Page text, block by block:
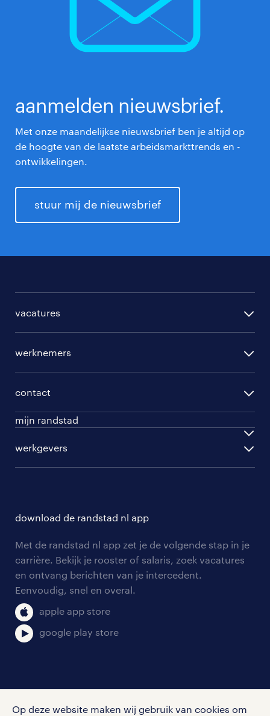
Op deze website maken wij gebruik van cookies om
aanmelden nieuwsbrief.
Met onze maandelijkse nieuwsbrief ben je altijd op
de hoogte van de laatste arbeidsmarkttrends en -
ontwikkelingen.
stuur mij de nieuwsbrief
vacatures
per vakgebied
per topwerkgever
werknemers
ontwikkel jezelf
work for ukraine
contact
werknemers
werkgevers
mijn randstad
werkgevers
algemene voorwaarden
download de randstad nl app
Met de randstad nl app zet je de volgende stap in je
carrière. Bekijk je rooster of salaris, zoek vacatures
en ontvang berichten van je intercedent.
Eenvoudig, snel en overal.
apple app store
google play store